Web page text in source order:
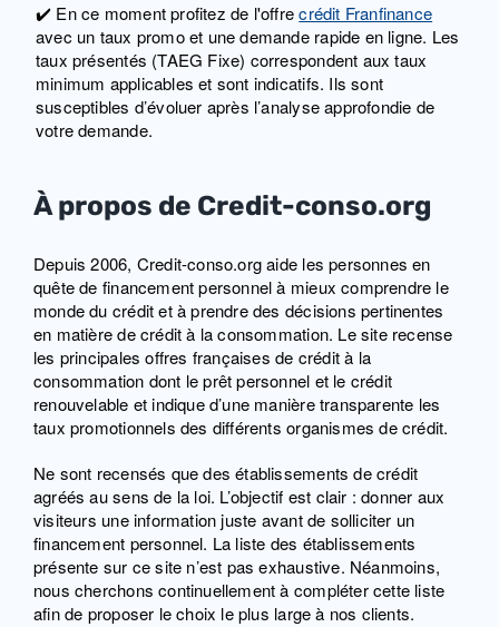
✔️ En ce moment profitez de l'offrecrédit Franfinance
avec un taux promo et une demande rapide en ligne. Les
taux présentés (TAEG Fixe) correspondent aux taux
minimum applicables et sont indicatifs. Ils sont
susceptibles d’évoluer après l’analyse approfondie de
votre demande.
À propos de Credit-conso.org
Depuis 2006, Credit-conso.org aide les personnes en
quête de financement personnel à mieux comprendre le
monde du crédit et à prendre des décisions pertinentes
en matière de crédit à la consommation. Le site recense
les principales offres françaises de crédit à la
consommation dont le prêt personnel et le crédit
renouvelable et indique d’une manière transparente les
taux promotionnels des différents organismes de crédit.
Ne sont recensés que des établissements de crédit
agréés au sens de la loi. L’objectif est clair : donner aux
visiteurs une information juste avant de solliciter un
financement personnel. La liste des établissements
présente sur ce site n’est pas exhaustive. Néanmoins,
nous cherchons continuellement à compléter cette liste
afin de proposer le choix le plus large à nos clients.